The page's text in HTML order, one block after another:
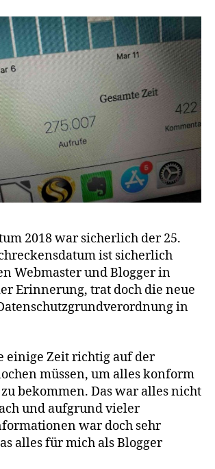
2018 war sicherlich der 25.
ist sicherlich
Webmaster und Blogger in
Erinnerung, trat doch die neue
in
einige Zeit richtig auf der
müssen, um alles konform
bekommen. Das war alles nicht
und aufgrund vieler
war doch sehr
alles für mich als Blogger